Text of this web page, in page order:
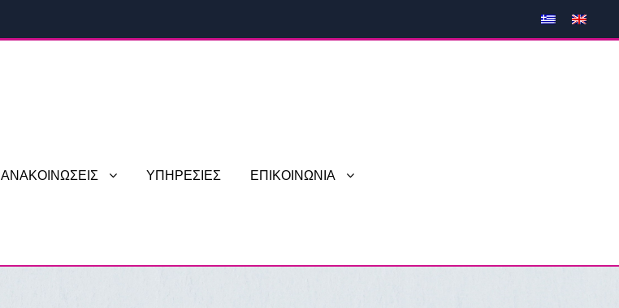
ΑΝΑΚΟΙΝΩΣΕΙΣ ΥΠΗΡΕΣΙΕΣ ΕΠΙΚΟΙΝΩΝΙΑ